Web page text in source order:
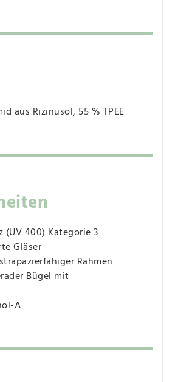
aus Rizinusöl, 55 % TPEE
(UV 400) Kategorie 3
Gläser
Rahmen
Bügel mit
A